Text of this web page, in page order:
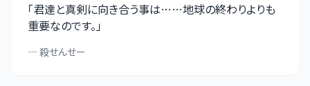
「君達と真剣に向き合う事は……地球の終わりよりも
重要なのです。」
— 殺せんせー